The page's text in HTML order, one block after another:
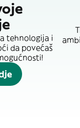
tehnologija i
da povećaš